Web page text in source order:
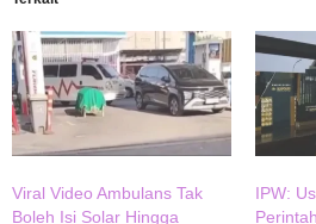
Viral Video Ambulans Tak
Boleh Isi Solar Hingga
IPW: